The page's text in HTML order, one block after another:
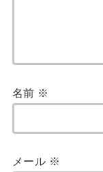
名前 ※
メール ※